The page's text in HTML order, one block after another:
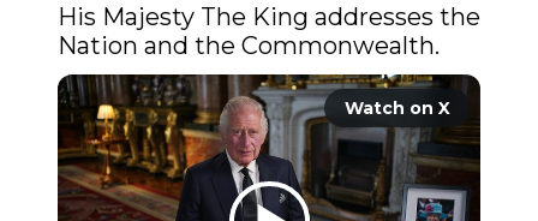
His Majesty The King addresses the
Nation and the Commonwealth.
Watch on X